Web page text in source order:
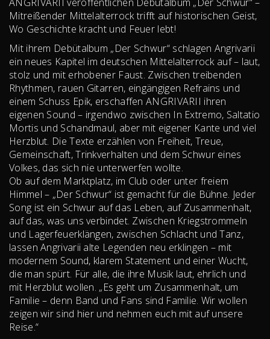
Mitreißender Mittelalterrock trifft auf historischen Geist,
Wo Geschichte kracht und Feuer lebt!
Mit ihrem Debütalbum „Der Schwur“ schlagen Angrivarii
ein neues Kapitel im deutschen Mittelalterrock auf – laut,
stolz und mit erhobener Faust. Zwischen treibenden
Rhythmen, rauen Gitarren, eingängigen Refrains und
einem Schuss Epik, erschaffen ANGRIVARII ihren
eigenen Sound – irgendwo zwischen In Extremo, Saltatio
Mortis und Schandmaul, aber mit eigener Kante und viel
Herzblut. Die Texte erzählen von Freiheit, Treue,
Gemeinschaft, Trinkverhalten und dem Schwur eines
Volkes, das sich nie unterwerfen wollte.
Ob auf dem Marktplatz, im Club oder unter freiem
Himmel – „Der Schwur“ ist gemacht für die Bühne. Jeder
Song ist ein Schwur auf das Leben, auf Zusammenhalt,
auf das, was uns verbindet. Zwischen Kriegstrommeln
und Lagerfeuerklängen, zwischen Schlacht und Tanz,
lassen Angrivarii alte Legenden neu erklingen – mit
modernem Sound, klarem Statement und einer Wucht,
die man spürt. Für alle, die ihre Musik laut, ehrlich und
mit Herzblut wollen. „Es geht um Zusammenhalt, um
Familie – denn Band und Fans sind Familie. Wir wollen
zeigen wir sind hier und nehmen euch mit auf unsere
Reise.“